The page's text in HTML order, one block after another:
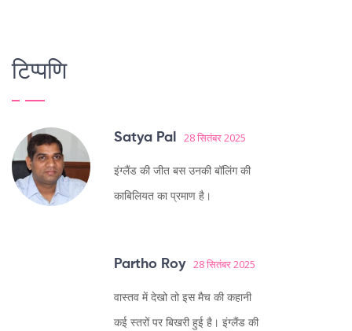
टिप्पणि
Satya Pal 28 सितंबर 2025
इंग्लैंड की जीत बस उनकी बॉलिंग की
काबिलियत का प्रमाण है।
Partho Roy 28 सितंबर 2025
वास्तव में देखो तो इस मैच की कहानी
कई स्तरों पर बिखरी हुई है। इंग्लैंड की